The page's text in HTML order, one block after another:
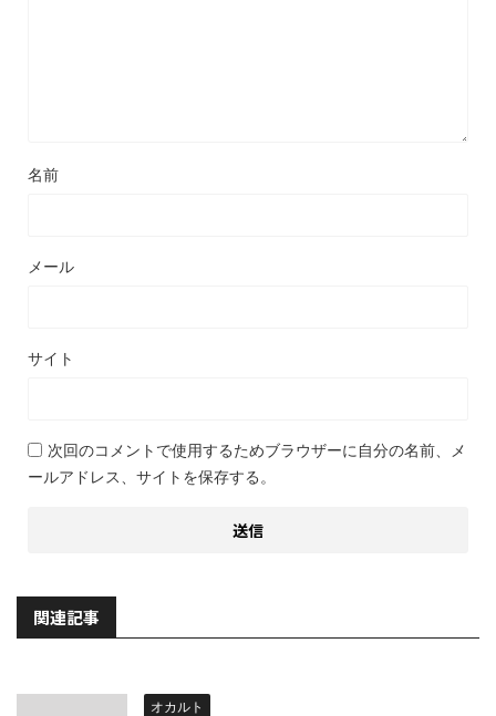
名前
メール
サイト
次回のコメントで使用するためブラウザーに自分の名前、メ
ールアドレス、サイトを保存する。
関連記事
オカルト